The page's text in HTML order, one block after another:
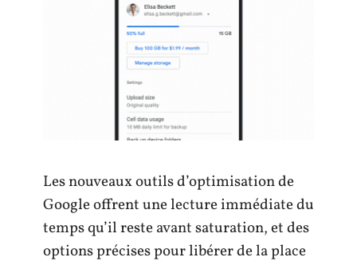
Les nouveaux outils d’optimisation de
Google offrent une lecture immédiate du
temps qu’il reste avant saturation, et des
options précises pour libérer de la place